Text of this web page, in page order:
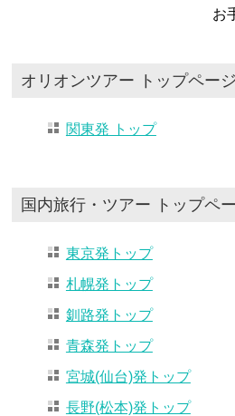
お
オリオンツアー トップページ
関東発 トップ
国内旅行・ツアー トップペ
東京発トップ
札幌発トップ
釧路発トップ
青森発トップ
宮城(仙台)発トップ
長野(松本)発トップ